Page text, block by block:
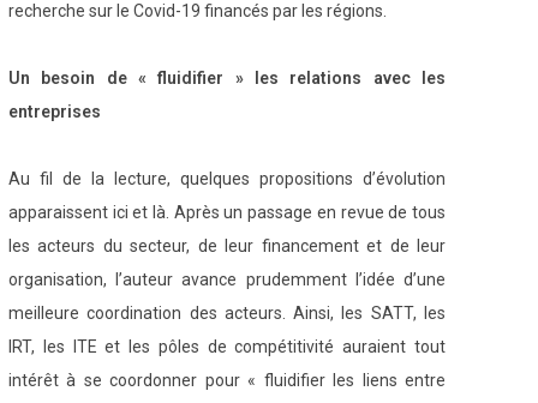
recherche sur le Covid-19 financés par les régions.
Un besoin de « fluidifier » les relations avec les
entreprises
Au fil de la lecture, quelques propositions d’évolution
apparaissent ici et là. Après un passage en revue de tous
les acteurs du secteur, de leur financement et de leur
organisation, l’auteur avance prudemment l’idée d’une
meilleure coordination des acteurs. Ainsi, les SATT, les
IRT, les ITE et les pôles de compétitivité auraient tout
intérêt à se coordonner pour « fluidifier les liens entre